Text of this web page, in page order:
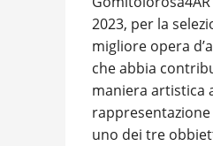
2023, per la
migliore opera
che abbia
maniera artistica
uno dei tre